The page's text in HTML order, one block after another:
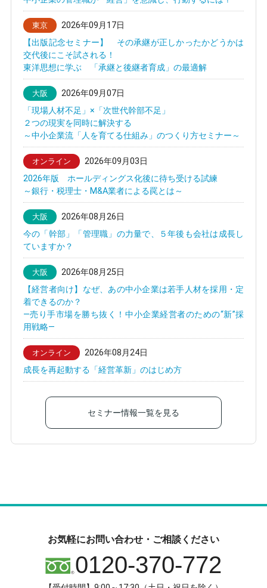
東京
2026年09月17日
【出版記念セミナー】 その承継が正しかったかどうかは
交代後にこそ試される！
東洋思想に学ぶ 「承継と後継者育成」の最適解
大阪
2026年09月07日
「現場人材不足」×「次世代幹部不足」
２つの現実を同時に解決する
～中小企業流「人を育てる仕組み」のつくり方セミナー～
オンライン
2026年09月03日
2026年版 ホールディングス化後に待ち受ける試練
～銀行・税理士・M&A業者による罠とは～
大阪
2026年08月26日
今の「幹部」「管理職」の力量で、５年後も会社は成長し
ていますか？
大阪
2026年08月25日
【経営者向け】なぜ、あの中小企業は若手人材を採用・定
着できるのか？
—売り手市場を勝ち抜く！中小企業経営者のための“新”採
用戦略—
オンライン
2026年08月24日
成長を再起動する「経営革新」のはじめ方
セミナー情報一覧を見る
お気軽にお問い合わせ・ご相談ください
0120-370-772